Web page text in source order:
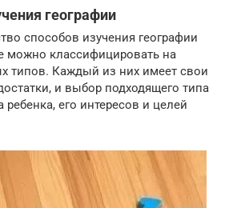
географии
способов изучения географии
можно классифицировать на
типов. Каждый из них имеет свои
и выбор подходящего типа
ребенка, его интересов и целей